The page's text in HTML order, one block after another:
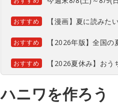
おすすめ 【漫画】夏に読みた
おすすめ 【2026年版】全国
おすすめ 【2026夏休み】お
ハニワを作ろう